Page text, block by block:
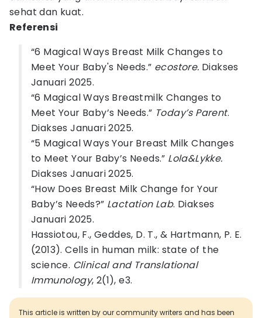
sehat dan kuat.
Referensi
“6 Magical Ways Breast Milk Changes to
Meet Your Baby's Needs.” ecostore. Diakses
Januari 2025.
“6 Magical Ways Breastmilk Changes to
Meet Your Baby’s Needs.” Today’s Parent.
Diakses Januari 2025.
“5 Magical Ways Your Breast Milk Changes
to Meet Your Baby’s Needs.” Lola&Lykke.
Diakses Januari 2025.
“How Does Breast Milk Change for Your
Baby’s Needs?” Lactation Lab. Diakses
Januari 2025.
Hassiotou, F., Geddes, D. T., & Hartmann, P. E.
(2013). Cells in human milk: state of the
science. Clinical and Translational
Immunology, 2(1), e3.
This article is written by our community writers and has been